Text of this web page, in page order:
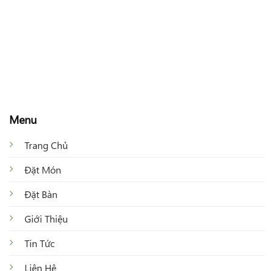
Menu
Trang Chủ
Đặt Món
Đặt Bàn
Giới Thiệu
Tin Tức
Liên Hệ